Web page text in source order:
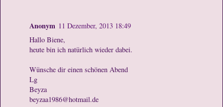
Anonym 11 Dezember, 2013 18:49
Hallo Biene,
heute bin ich natürlich wieder dabei.
Wünsche dir einen schönen Abend
Lg
Beyza
beyzaa1986@hotmail.de